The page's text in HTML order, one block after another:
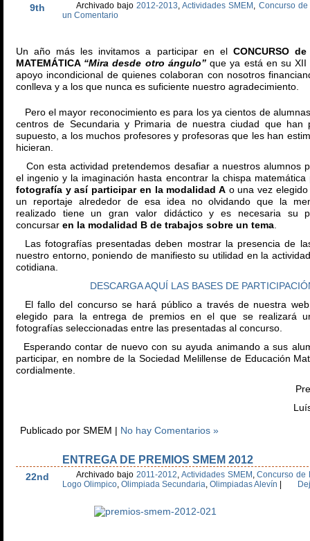
9th Archivado bajo2012-2013,Actividades SMEM , Concurso de
un Comentario
Un año más les invitamos a participar en el CONCURSO
MATEMÁTICA “Mira desde otro ángulo”que ya está en su XII
apoyo incondicional de quienes colaboran con nosotros
conlleva y a los que nunca es suficiente nuestro agradecimiento.
Pero el mayor reconocimiento es para los ya cientos de
centros de Secundaria y Primaria de nuestra ciudad que han
supuesto, a los muchos profesores y profesoras que les han
hicieran.
Con esta actividad pretendemos desafiar a nuestros alumnos
el ingenio y la imaginación hasta encontrar la chispa
fotografía y así participar en la modalidad A o una vez
un reportaje alrededor de esa idea no olvidando que la
realizado tiene un gran valor didáctico y es necesaria su
concursar en la modalidad B de trabajos sobre un tema.
Las fotografías presentadas deben mostrar la presencia de
nuestro entorno, poniendo de manifiesto su utilidad en la
cotidiana.
DESCARGA AQUÍ LAS BASES DE
El fallo del concurso se hará público a través de nuestra
elegido para la entrega de premios en el que se realizará
fotografías seleccionadas entre las presentadas al concurso.
Esperando contar de nuevo con su ayuda animando a sus
participar, en nombre de la Sociedad Melillense de Educación
cordialmente.
Presidente de
Luís Serrano
Publicado por SMEM | No hay Comentarios »
22nd
ENTREGA DE PREMIOS SMEM 2012
Archivado bajo 2011-2012, Actividades SMEM ,Concurso de
Logo Olimpico, Olimpiada Secundaria, Olimpiadas Alevín